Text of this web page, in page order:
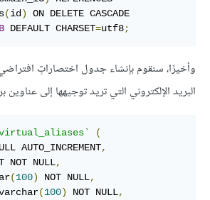
(id )
DEFAULT CHARSET=utf8;
وأخيرًا، سنقوم بإنشاء جدول اختصاراتٍ
البريد الإلكتروني التي تريد توجيهها إلى عناوين
(
AUTO_INCREMENT,
NOT NULL,
(100) NOT NULL,
(100) NOT NULL,